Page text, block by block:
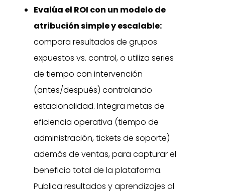
Evalúa el ROI con un modelo de
atribución simple y escalable:
compara resultados de grupos
expuestos vs. control, o utiliza series
de tiempo con intervención
(antes/después) controlando
estacionalidad. Integra metas de
eficiencia operativa (tiempo de
administración, tickets de soporte)
además de ventas, para capturar el
beneficio total de la plataforma.
Publica resultados y aprendizajes al